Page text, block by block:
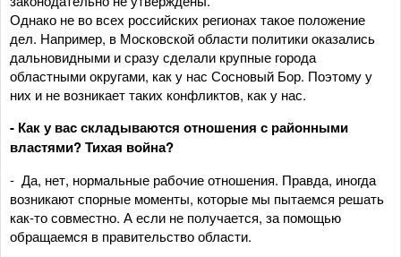
Однако не во всех российских регионах такое положение
дел. Например, в Московской области политики оказались
дальновидными и сразу сделали крупные города
областными округами, как у нас Сосновый Бор. Поэтому у
них и не возникает таких конфликтов, как у нас.
- Как у вас складываются отношения с районными
властями? Тихая война?
- Да, нет, нормальные рабочие отношения. Правда, иногда
возникают спорные моменты, которые мы пытаемся решать
как-то совместно. А если не получается, за помощью
обращаемся в правительство области.